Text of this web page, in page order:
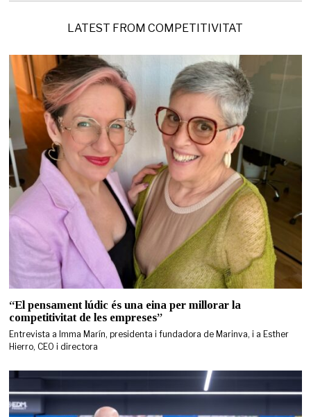
LATEST FROM COMPETITIVITAT
“El pensament lúdic és una eina per millorar la
competitivitat de les empreses”
Entrevista a Imma Marín, presidenta i fundadora de Marinva, i a Esther
Hierro, CEO i directora